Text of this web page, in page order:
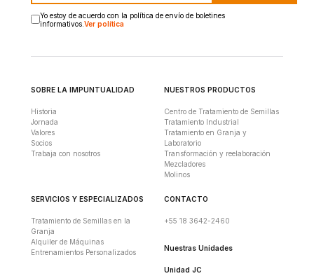
Yo estoy de acuerdo con la política de envío de boletines
informativos.Ver política
SOBRE LA IMPUNTUALIDAD
Historia
Jornada
Valores
Socios
Trabaja con nosotros
NUESTROS PRODUCTOS
Centro de Tratamiento de Semillas
Tratamiento Industrial
Tratamiento en Granja y
Laboratorio
Transformación y reelaboración
Mezcladores
Molinos
SERVICIOS Y ESPECIALIZADOS
Tratamiento de Semillas en la
Granja
Alquiler de Máquinas
Entrenamientos Personalizados
CONTACTO
+55 18 3642-2460
Nuestras Unidades
Unidad JC